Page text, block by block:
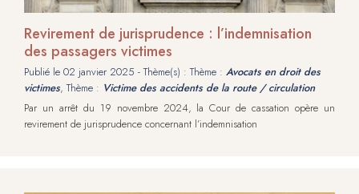
Revirement de jurisprudence : l’indemnisation
des passagers victimes
Publié le 02 janvier 2025 - Thème(s) : Thème : Avocats en droit des
victimes, Thème : Victime des accidents de la route / circulation
Par un arrêt du 19 novembre 2024, la Cour de cassation opère un
revirement de jurisprudence concernant l’indemnisation